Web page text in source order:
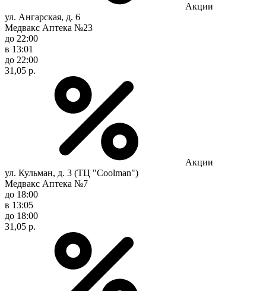
Акции
ул. Ангарская, д. 6
Медвакс Аптека №23
до 22:00
в 13:01
до 22:00
31,05 р.
Акции
ул. Кульман, д. 3 (ТЦ "Coolman")
Медвакс Аптека №7
до 18:00
в 13:05
до 18:00
31,05 р.